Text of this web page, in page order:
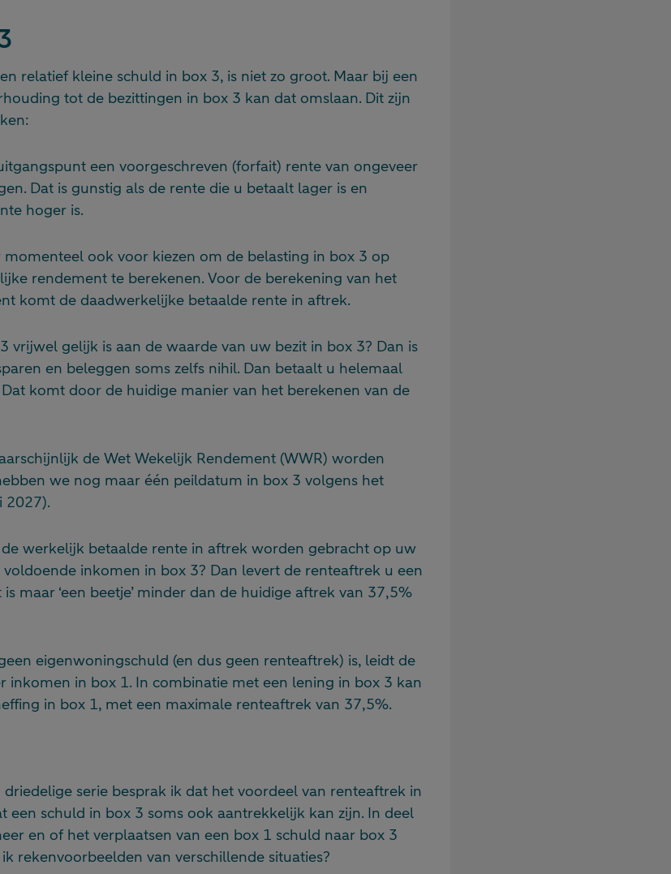
relatief kleine schuld in box 3, is niet zo groot. Maar bij een
tot de bezittingen in box 3 kan dat omslaan. Dit zijn
een voorgeschreven (forfait) rente van ongeveer
Dat is gunstig als de rente die u betaalt lager is en
hoger is.
momenteel ook voor kiezen om de belasting in box 3 op
rendement te berekenen. Voor de berekening van het
komt de daadwerkelijke betaalde rente in aftrek.
vrijwel gelijk is aan de waarde van uw bezit in box 3? Dan is
en beleggen soms zelfs nihil. Dan betaalt u helemaal
komt door de huidige manier van het berekenen van de
de Wet Wekelijk Rendement (WWR) worden
we nog maar één peildatum in box 3 volgens het
2027).
werkelijk betaalde rente in aftrek worden gebracht op uw
inkomen in box 3? Dan levert de renteaftrek u een
maar ‘een beetje’ minder dan de huidige aftrek van 37,5%
eigenwoningschuld (en dus geen renteaftrek) is, leidt de
inkomen in box 1. In combinatie met een lening in box 3 kan
in box 1, met een maximale renteaftrek van 37,5%.
serie besprak ik dat het voordeel van renteaftrek in
een schuld in box 3 soms ook aantrekkelijk kan zijn. In deel
en of het verplaatsen van een box 1 schuld naar box 3
rekenvoorbeelden van verschillende situaties?